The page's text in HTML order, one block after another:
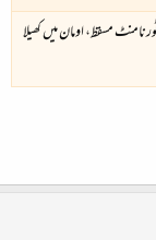
مسقط، اومان میں کھیلا